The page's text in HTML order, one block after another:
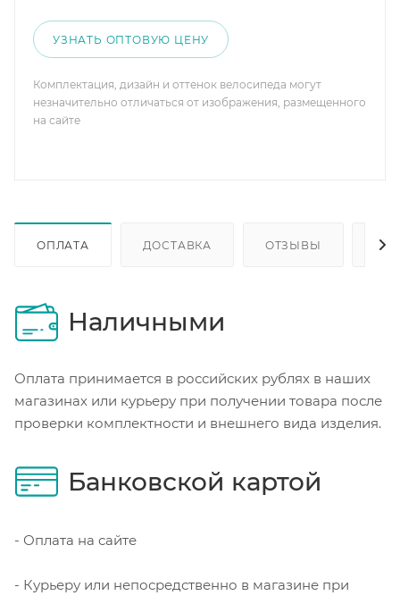
УЗНАТЬ ОПТОВУЮ ЦЕНУ
Комплектация, дизайн и оттенок велосипеда могут
незначительно отличаться от изображения, размещенного
на сайте
ОПЛАТА ДОСТАВКА ОТЗЫВЫ
Наличными
Оплата принимается в российских рублях в наших
магазинах или курьеру при получении товара после
проверки комплектности и внешнего вида изделия.
Банковской картой
- Оплата на сайте
- Курьеру или непосредственно в магазине при